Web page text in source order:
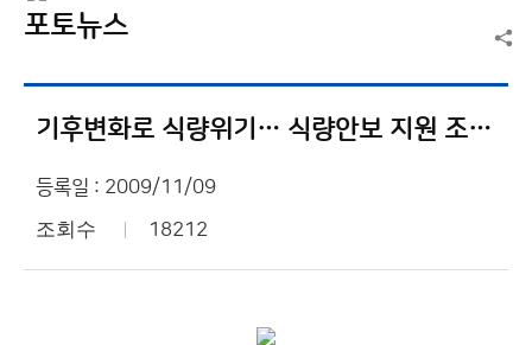
포토뉴스
기후변화로 식량위기… 식량안보 지원 조기경보체계 급하다
등록일 : 2009/11/09
조회수 18212